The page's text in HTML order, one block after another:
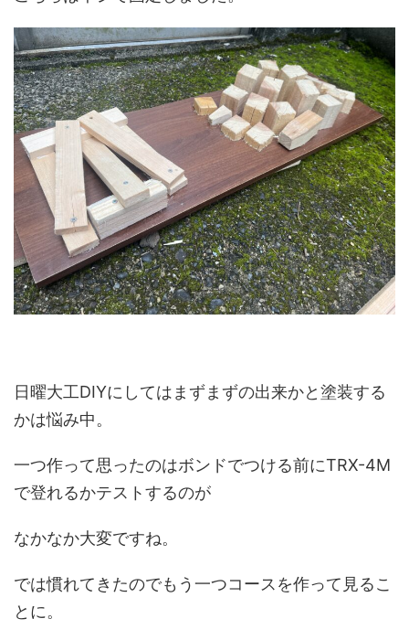
日曜大工DIYにしてはまずまずの出来かと塗装する
かは悩み中。
一つ作って思ったのはボンドでつける前にTRX-4M
で登れるかテストするのが
なかなか大変ですね。
では慣れてきたのでもう一つコースを作って見るこ
とに。